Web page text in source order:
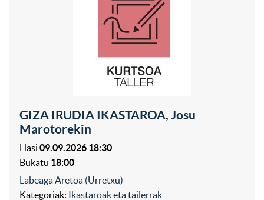
GIZA IRUDIA IKASTAROA, Josu
Marotorekin
Hasi 09.09.2026 18:30
Bukatu 18:00
Labeaga Aretoa (Urretxu)
Kategoriak: Ikastaroak eta tailerrak